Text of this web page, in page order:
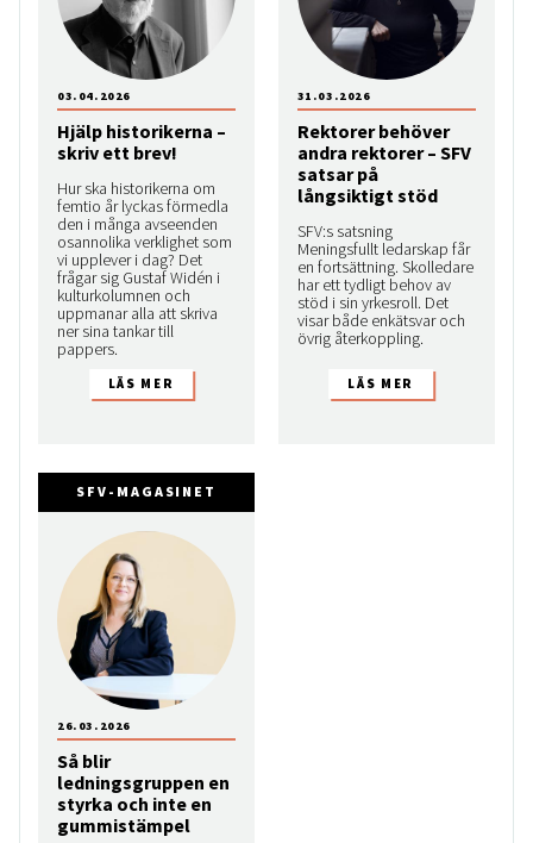
Hjälp historikerna –
skriv ett brev!
Hur ska historikerna om
femtio år lyckas förmedla
den i många avseenden
osannolika verklighet som
vi upplever i dag? Det
frågar sig Gustaf Widén i
kulturkolumnen och
uppmanar alla att skriva
ner sina tankar till
pappers.
03.04.2026
Rektorer behöver
andra rektorer – SFV
satsar på
långsiktigt stöd
SFV:s satsning
Meningsfullt ledarskap får
en fortsättning. Skolledare
har ett tydligt behov av
stöd i sin yrkesroll. Det
visar både enkätsvar och
övrig återkoppling.
31.03.2026
SFV-MAGASINET
Så blir
ledningsgruppen en
styrka och inte en
gummistämpel
26.03.2026